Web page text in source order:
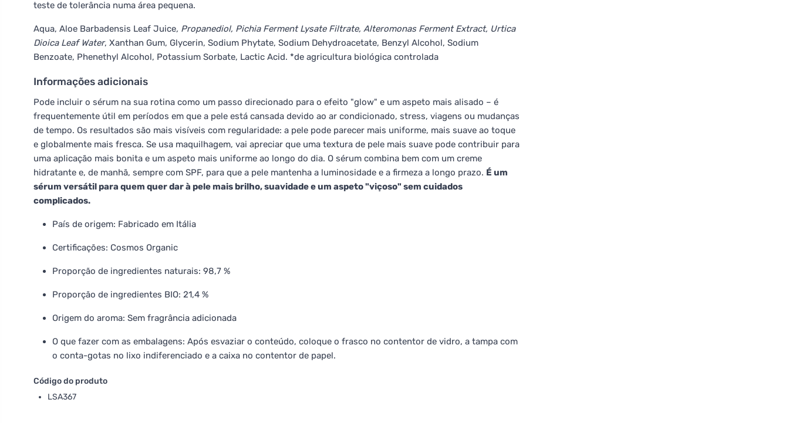
teste de tolerância numa área pequena.
Aqua, Aloe Barbadensis Leaf Juice, Propanediol, Pichia Ferment Lysate Filtrate, Alteromonas Ferment Extract, Urtica
Dioica Leaf Water, Xanthan Gum, Glycerin, Sodium Phytate, Sodium Dehydroacetate, Benzyl Alcohol, Sodium
Benzoate, Phenethyl Alcohol, Potassium Sorbate, Lactic Acid. *de agricultura biológica controlada
Informações adicionais
Pode incluir o sérum na sua rotina como um passo direcionado para o efeito "glow" e um aspeto mais alisado – é
frequentemente útil em períodos em que a pele está cansada devido ao ar condicionado, stress, viagens ou mudanças
de tempo. Os resultados são mais visíveis com regularidade: a pele pode parecer mais uniforme, mais suave ao toque
e globalmente mais fresca. Se usa maquilhagem, vai apreciar que uma textura de pele mais suave pode contribuir para
uma aplicação mais bonita e um aspeto mais uniforme ao longo do dia. O sérum combina bem com um creme
hidratante e, de manhã, sempre com SPF, para que a pele mantenha a luminosidade e a firmeza a longo prazo. É um
sérum versátil para quem quer dar à pele mais brilho, suavidade e um aspeto "viçoso" sem cuidados
complicados.
País de origem: Fabricado em Itália
Certificações: Cosmos Organic
Proporção de ingredientes naturais: 98,7 %
Proporção de ingredientes BIO: 21,4 %
Origem do aroma: Sem fragrância adicionada
O que fazer com as embalagens: Após esvaziar o conteúdo, coloque o frasco no contentor de vidro, a tampa com
o conta-gotas no lixo indiferenciado e a caixa no contentor de papel.
Código do produto
LSA367